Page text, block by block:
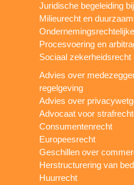
Juridische begeleiding
Milieurecht en
Procesvoering en
Sociaal zekerheidsrecht
Advies over
regelgeving
Advies over
Advocaat voor
Consumentenrecht
Europeesrecht
Geschillen over
Herstructurering van
Huurrecht